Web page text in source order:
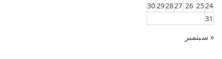
24
25
26
27
28
29
30
31
« سبتمبر